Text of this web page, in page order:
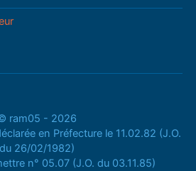
ram05 - 2026
en Préfecture le 11.02.82 (J.O.
du 26/02/1982)
n° 05.07 (J.O. du 03.11.85)